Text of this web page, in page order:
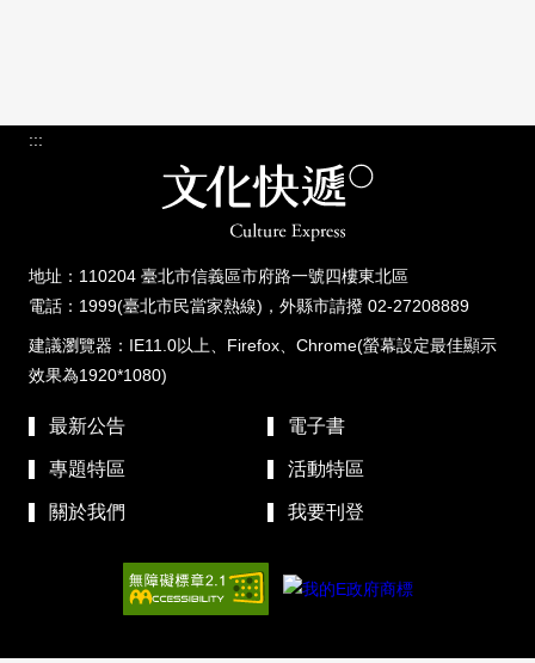
:::
地址：110204 臺北市信義區市府路一號四樓東北區
電話：1999(臺北市民當家熱線)，外縣市請撥 02-27208889
建議瀏覽器：IE11.0以上、Firefox、Chrome(螢幕設定最佳顯示
效果為1920*1080)
最新公告 電子書
專題特區 活動特區
關於我們 我要刊登